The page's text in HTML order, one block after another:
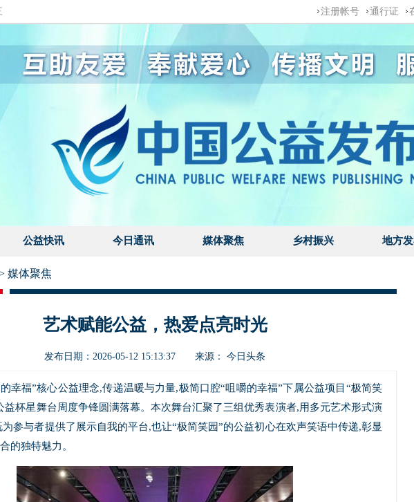
注册帐号 通行证
公益快讯 今日通讯 媒体聚焦 乡村振兴 地方
媒体聚焦
艺术赋能公益，热爱点亮时光
发布日期：2026-05-12 15:13:37 来源： 今日头条
幸福”核心公益理念,传递温暖与力量,极简口腔“咀嚼的幸福”下属公益项目“极简笑
益杯星舞台周度争锋圆满落幕。本次舞台汇聚了三组优秀表演者,用多元艺术形式演
参与者提供了展示自我的平台,也让“极简笑园”的公益初心在欢声笑语中传递,彰显
的独特魅力。